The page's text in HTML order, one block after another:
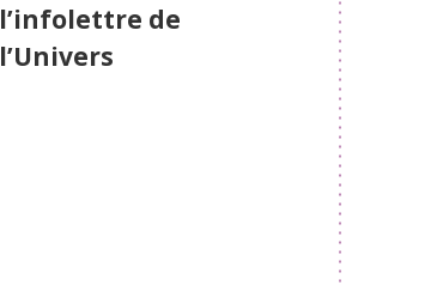
l’infolettre de
l’Univers